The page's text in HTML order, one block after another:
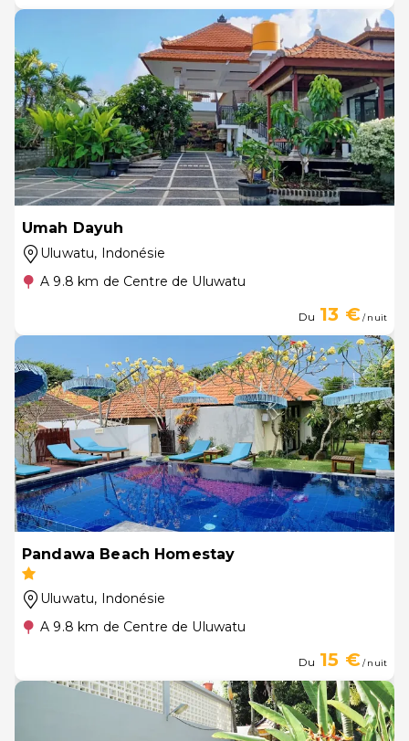
Umah Dayuh
Uluwatu, Indonésie
A 9.8 km de Centre de Uluwatu
Du 13 €/ nuit
Pandawa Beach Homestay
Uluwatu, Indonésie
A 9.8 km de Centre de Uluwatu
Du 15 €/ nuit